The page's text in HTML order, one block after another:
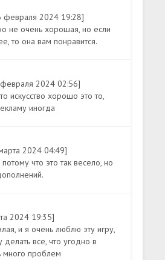
февраля 2024 19:28]
не очень хорошая, но если
то она вам понравится.
2024 02:56]
искусство хорошо это то,
иногда
2024 04:49]
что это так весело, но
2024 19:35]
и я очень люблю эту игру,
делать все, что угодно в
много проблем